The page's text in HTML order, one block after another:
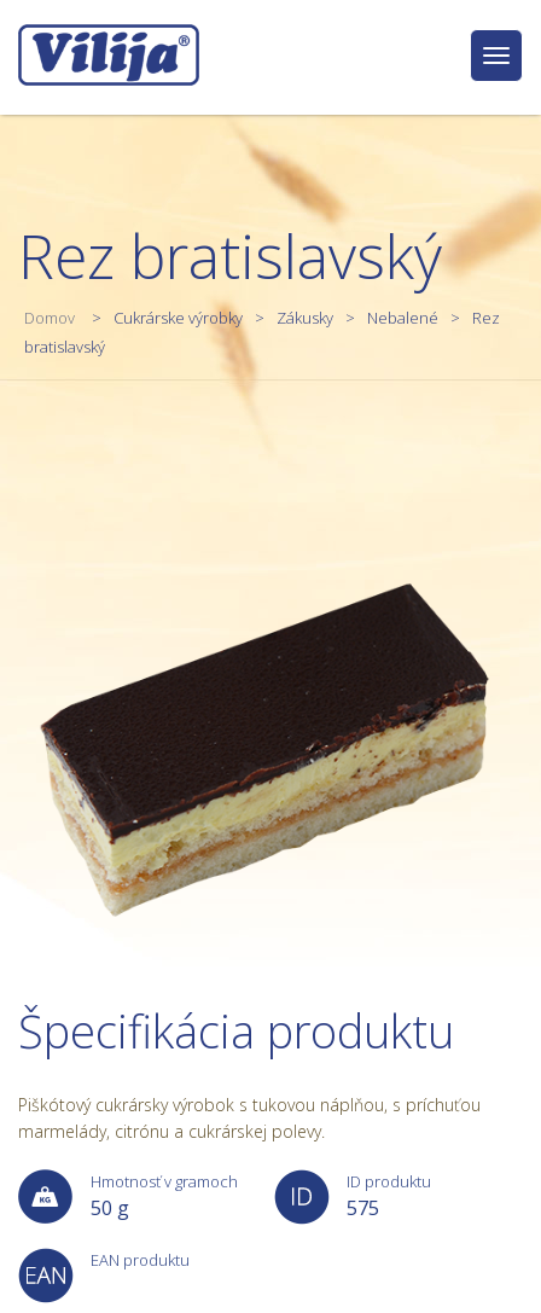
Rez bratislavský
Domov Cukrárske výrobky Zákusky Nebalené
Rez
bratislavský
Špecifikácia produktu
Piškótový cukrársky výrobok s tukovou náplňou, s príchuťou
marmelády, citrónu a cukrárskej polevy.
Hmotnosť v gramoch
50 g
ID produktu
575
EAN produktu